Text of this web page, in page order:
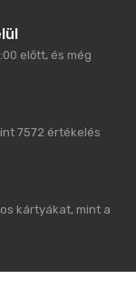
előtt, és még
7572 értékelés
kártyákat, mint a